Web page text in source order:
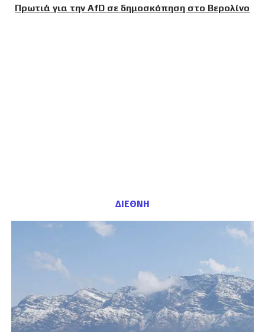
Πρωτιά για την AfD σε δημοσκόπηση στο Βερολίνο
ΔΙΕΘΝΗ